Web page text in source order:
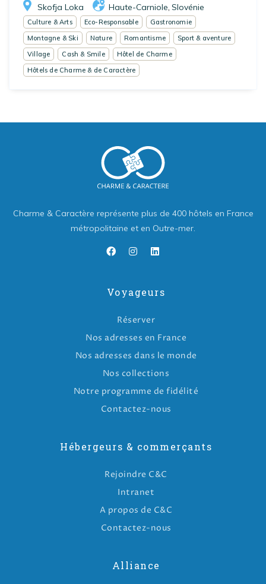
Skofja Loka Haute-Carniole Slovénie
Culture & Arts Eco-Responsable
Gastronomie
Montagne & Ski
Nature Romantisme
Sport & aventure
Village
Cash & Smile
Hôtel de Charme
Hôtels de Charme & de Caractère
Charme & Caractère représente plus de 400 hôtels en France
métropolitaine et en Outre-mer.
Voyageurs
Réserver
Nos adresses en France
Nos adresses dans le monde
Nos collections
Notre programme de fidélité
Contactez-nous
Hébergeurs & commerçants
Rejoindre C&C
Intranet
A propos de C&C
Contactez-nous
Alliance